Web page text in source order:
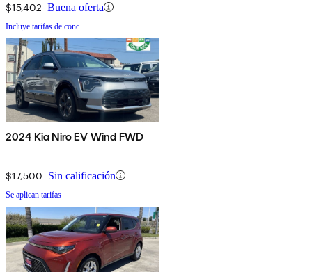
$15,402 Buena oferta
Incluye tarifas de conc.
2024 Kia Niro EV Wind FWD
$17,500 Sin calificación
Se aplican tarifas